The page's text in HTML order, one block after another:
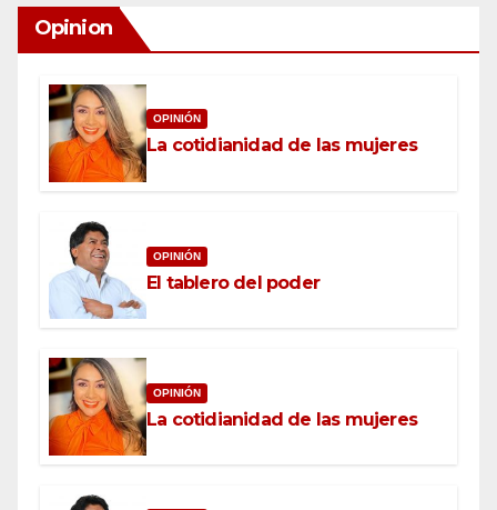
Opinion
OPINIÓN
La cotidianidad de las mujeres
OPINIÓN
El tablero del poder
OPINIÓN
La cotidianidad de las mujeres